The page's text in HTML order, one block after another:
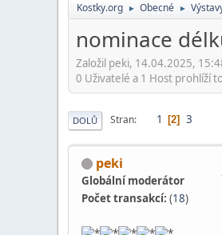
Kostky.org ► Obecné ►
nominace
Založil peki, 14.04.2025,
0 Uživatelé a 1 Host prohlíží
DOLŮ Stran 1 2 3
peki
Globální moderátor
Počet transakcí: (18)